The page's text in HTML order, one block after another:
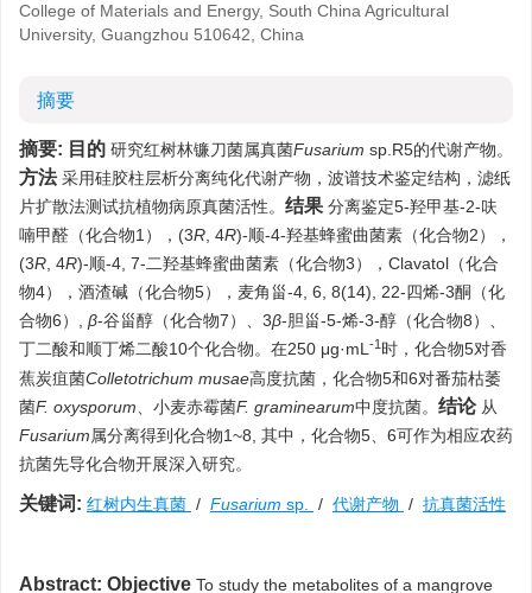
College of Materials and Energy, South China Agricultural
University, Guangzhou 510642, China
摘要
摘要: 目的 研究红树林镰刀菌属真菌Fusarium sp.R5的代谢产物。
方法 采用硅胶柱层析分离纯化代谢产物，波谱技术鉴定结构，滤纸
片扩散法测试抗植物病原真菌活性。 结果 分离鉴定5-羟甲基-2-呋
喃甲醛（化合物1），(3R , 4R)-顺-4-羟基蜂蜜曲菌素（化合物2），
(3R , 4R)-顺-4, 7-二羟基蜂蜜曲菌素（化合物3），Clavatol（化合
物4），酒渣碱（化合物5），麦角甾-4, 6, 8(14), 22-四烯-3酮（化
合物6）, β-谷甾醇（化合物7）、3β-胆甾-5-烯-3-醇（化合物8）、
丁二酸和顺丁烯二酸10个化合物。在250 μg·mL -1 时，化合物5对香
蕉炭疽菌Colletotrichum musae高度抗菌，化合物5和6对番茄枯萎
菌F. oxysporum 、小麦赤霉菌F. graminearum中度抗菌。 结论 从
Fusarium属分离得到化合物1~8, 其中，化合物5、6可作为相应农药
抗菌先导化合物开展深入研究。
关键词: 红树内生真菌 / Fusarium sp. / 代谢产物 / 抗真菌活性
Abstract: Objective To study the metabolites of a mangrove